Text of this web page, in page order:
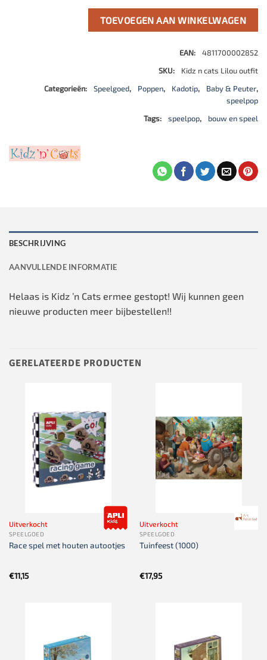
TOEVOEGEN AAN WINKELWAGEN
EAN:
4811700002852
SKU:
Kidz n cats Lilou outfit
Categorieën:
Speelgoed, Poppen, Kadotip, Baby & Peuter,
speelpop
Tags:
speelpop, bouw en speel
BESCHRIJVING
AANVULLENDE INFORMATIE
Helaas is Kidz ’n Cats ermee gestopt! Wij kunnen geen
nieuwe producten meer bijbestellen!!
GERELATEERDE PRODUCTEN
Uitverkocht
SPEELGOED
Race spel met houten autootjes
€11,15
Uitverkocht
SPEELGOED
Tuinfeest (1000)
€17,95